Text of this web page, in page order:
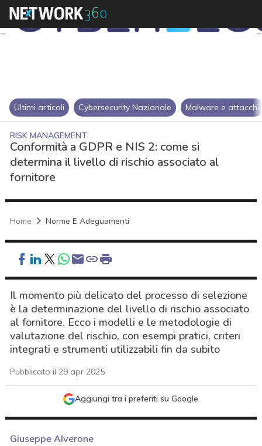
Ultimi articoli Cybersecurity Nazionale Malware e attacchi
RISK MANAGEMENT
Conformità a GDPR e NIS 2: come si
determina il livello di rischio associato al
fornitore
Home Norme E Adeguamenti
Il momento più delicato del processo di selezione
è la determinazione del livello di rischio associato
al fornitore. Ecco i modelli e le metodologie di
valutazione del rischio, con esempi pratici, criteri
integrati e strumenti utilizzabili fin da subito
Pubblicato il 29 apr 2025
Aggiungi tra i preferiti su Google
Giuseppe Alverone